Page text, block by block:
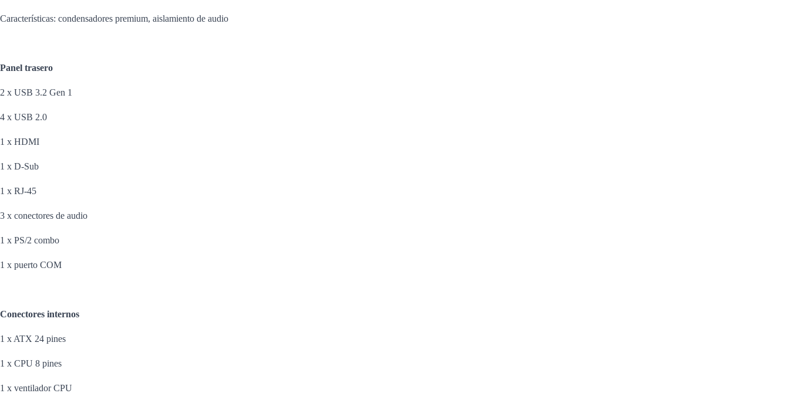
Características: condensadores premium, aislamiento de audio
Panel trasero
2 x USB 3.2 Gen 1
4 x USB 2.0
1 x HDMI
1 x D-Sub
1 x RJ-45
3 x conectores de audio
1 x PS/2 combo
1 x puerto COM
Conectores internos
1 x ATX 24 pines
1 x CPU 8 pines
1 x ventilador CPU